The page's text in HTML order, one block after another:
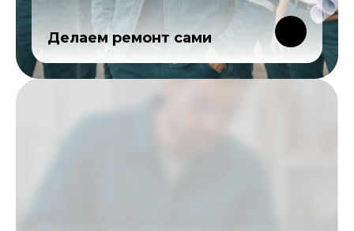
Делаем ремонт сами